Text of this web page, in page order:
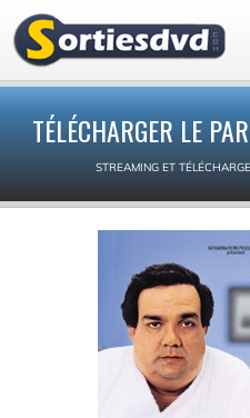
TÉLÉCHARGER LE
STREAMING ET